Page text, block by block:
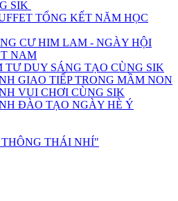
SIK
TỔNG KẾT NĂM HỌC
CƯ HIM LAM - NGÀY HỘI
NAM
TƯ DUY SÁNG TẠO CÙNG SIK
GIAO TIẾP TRONG MẦM NON
VUI CHƠI CÙNG SIK
ĐÀO TẠO NGÀY HÈ Ý
THÔNG THÁI NHÍ"